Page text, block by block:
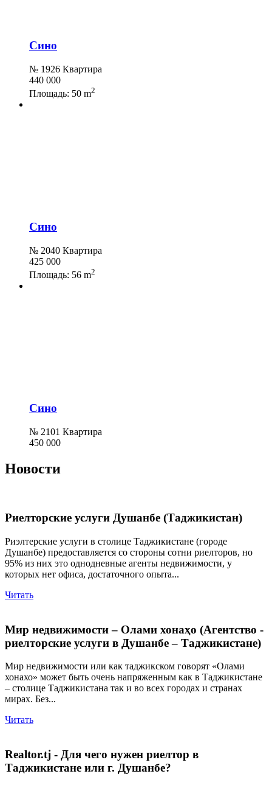
Сино
№ 1926 Квартира
440 000
Площадь: 50 m2
Сино
№ 2040 Квартира
425 000
Площадь: 56 m2
Сино
№ 2101 Квартира
450 000
Новости
Риелторские услуги Душанбе (Таджикистан)
Риэлтерские услуги в столице Таджикистане (городе
Душанбе) предоставляется со стороны сотни риелторов, но
95% из них это однодневные агенты недвижимости, у
которых нет офиса, достаточного опыта...
Читать
Мир недвижимости – Олами хонаҳо (Агентство -
риелторские услуги в Душанбе – Таджикистане)
Мир недвижимости или как таджикском говорят «Олами
хонахо» может быть очень напряженным как в Таджикистане
– столице Таджикистана так и во всех городах и странах
мирах. Без...
Читать
Realtor.tj - Для чего нужен риелтор в
Таджикистане или г. Душанбе?